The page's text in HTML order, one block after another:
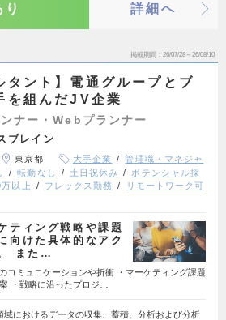
詳細へ
掲載期間 26/07/28～26/08/10
タント】電通グループとブ
を組んだJV企業
ナー・Webプランナー
ブレイン
東京都 大手企業
管理職・マネジャ
転勤なし 土日祝休み
ポテンシャル採
以上 フレックス勤務
リモートワーク可
ティング戦略や課題
向けた具体的なアク
また…
コミュニケーションや折衝 ・マーケティング課題
・戦略に沿ったプロジ…
域におけるデータの収集、蓄積、分析および分析